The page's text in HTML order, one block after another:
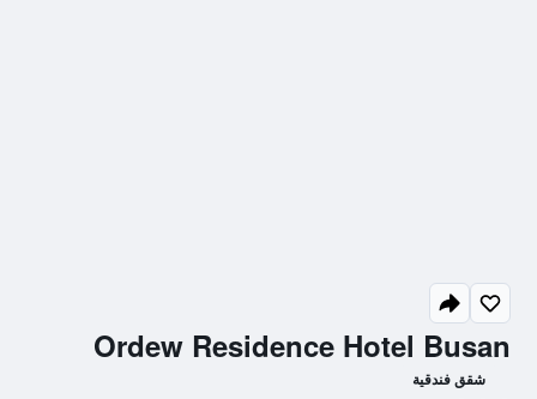
Ordew Residence Hotel Busan
شقق فندقية